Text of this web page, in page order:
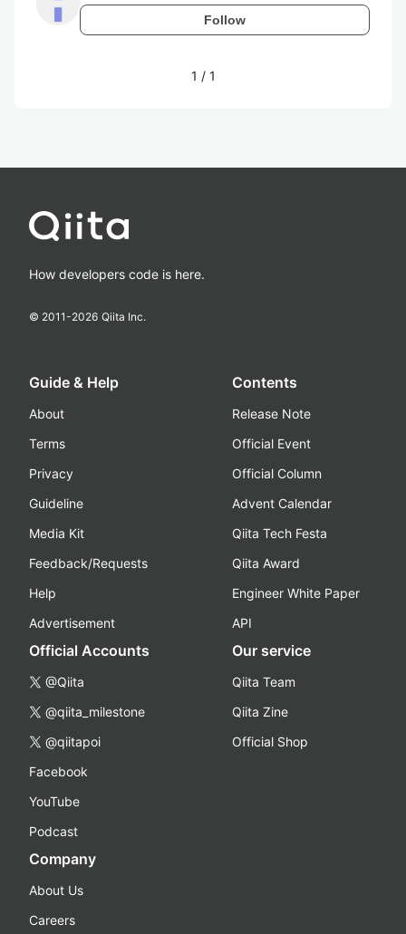
Follow
1 / 1
How developers code is here.
© 2011-2026 Qiita Inc.
Guide & Help
About
Terms
Privacy
Guideline
Media Kit
Feedback/Requests
Help
Advertisement
Contents
Release Note
Official Event
Official Column
Advent Calendar
Qiita Tech Festa
Qiita Award
Engineer White Paper
API
Official Accounts
@Qiita
@qiita_milestone
@qiitapoi
Facebook
YouTube
Podcast
Our service
Qiita Team
Qiita Zine
Official Shop
Company
About Us
Careers